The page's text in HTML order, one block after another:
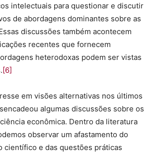
intelectuais para questionar e discutir
de abordagens dominantes sobre as
discussões também acontecem
recentes que fornecem
heterodoxas podem ser vistas
[6]
em visões alternativas nos últimos
algumas discussões sobre os
econômica. Dentro da literatura
observar um afastamento do
científico e das questões práticas